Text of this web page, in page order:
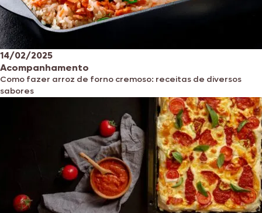
14/02/2025
Acompanhamento
Como fazer arroz de forno cremoso: receitas de diversos
sabores